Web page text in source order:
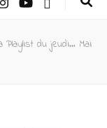
Playlist du jeudi… Mai